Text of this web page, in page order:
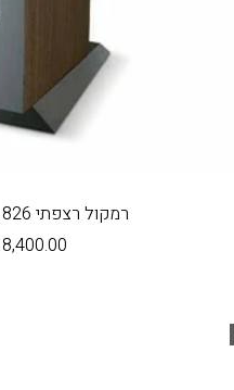
רמקול רצפתי Focal Chora 826
מחיר
8,400.00 ש"ח